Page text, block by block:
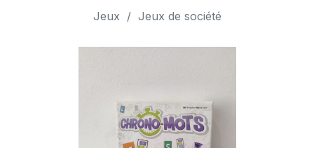
Jeux / Jeux de société